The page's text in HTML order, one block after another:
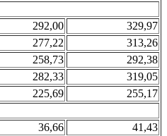
292,00
329,97
277,22
313,26
258,73
292,38
282,33
319,05
225,69
255,17
36,66 41,43